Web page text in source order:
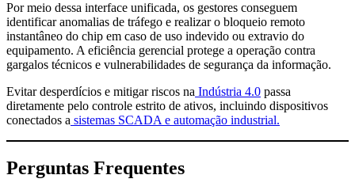
Por meio dessa interface unificada, os gestores conseguem
identificar anomalias de tráfego e realizar o bloqueio remoto
instantâneo do chip em caso de uso indevido ou extravio do
equipamento. A eficiência gerencial protege a operação contra
gargalos técnicos e vulnerabilidades de segurança da informação.
Evitar desperdícios e mitigar riscos na Indústria 4.0 passa
diretamente pelo controle estrito de ativos, incluindo dispositivos
conectados a sistemas SCADA e automação industrial.
Perguntas Frequentes